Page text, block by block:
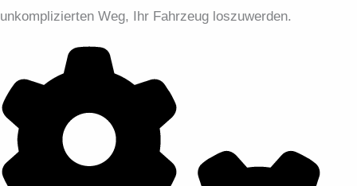
unkomplizierten Weg, Ihr Fahrzeug loszuwerden.